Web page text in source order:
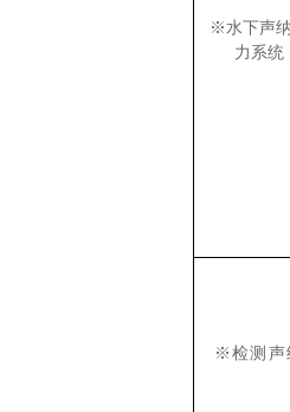
※水下声
力系统
※检测声